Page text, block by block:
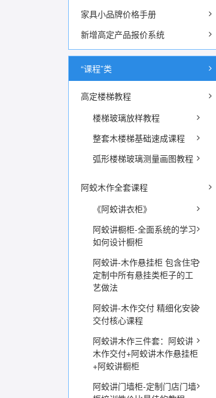
家具小品牌价格手册
新增高定产品报价系统
“课程”类
高定楼梯教程
楼梯玻璃放样教程
整套木楼梯基础速成课程
弧形楼梯玻璃测量画图教程
阿蛟木作全套课程
《阿蛟讲衣柜》
阿蛟讲橱柜-全面系统的学习
如何设计橱柜
阿蛟讲-木作悬挂柜 包含住宅
定制中所有悬挂类柜子的工
艺做法
阿蛟讲-木作交付 精细化安装
交付核心课程
阿蛟讲木作三件套：阿蛟讲
木作交付+阿蛟讲木作悬挂柜
+阿蛟讲橱柜
阿蛟讲门墙柜-定制门店门墙